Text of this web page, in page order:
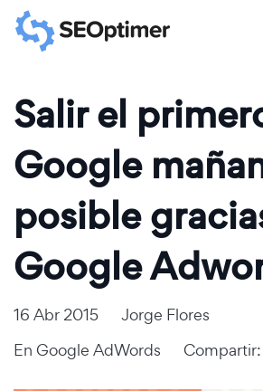
Salir el
Google
posible
Google
16 Abr 2015
Jorge Flores
En Google AdWords Compartir: